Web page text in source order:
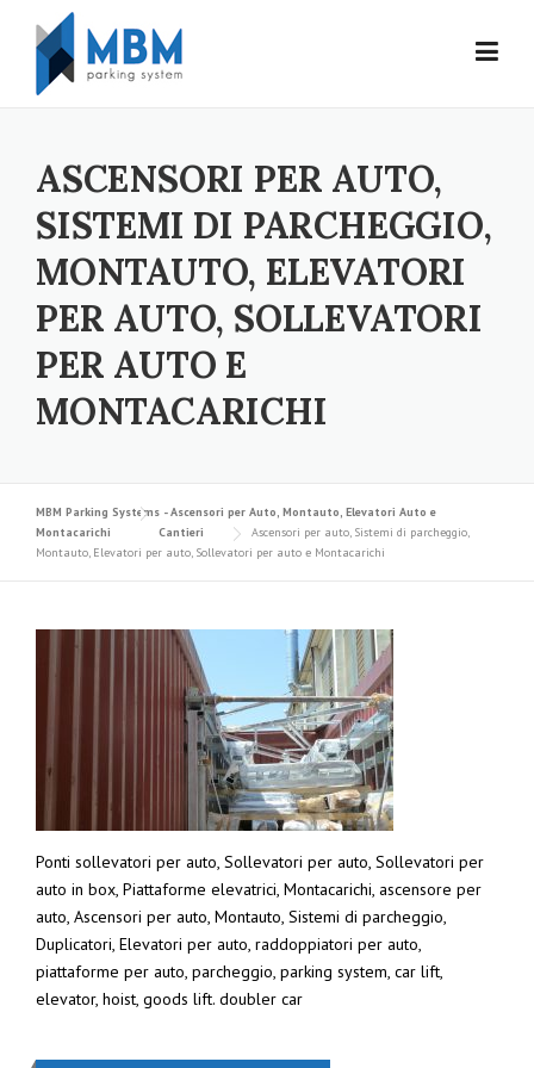
Skip to content
ASCENSORI PER AUTO,
SISTEMI DI PARCHEGGIO,
MONTAUTO, ELEVATORI
PER AUTO, SOLLEVATORI
PER AUTO E
MONTACARICHI
MBM Parking Systems - Ascensori per Auto, Montauto, Elevatori Auto e
Montacarichi
Cantieri
Ascensori per auto, Sistemi di parcheggio,
Montauto, Elevatori per auto, Sollevatori per auto e Montacarichi
Ponti sollevatori per auto, Sollevatori per auto, Sollevatori per
auto in box, Piattaforme elevatrici, Montacarichi, ascensore per
auto, Ascensori per auto, Montauto, Sistemi di parcheggio,
Duplicatori, Elevatori per auto, raddoppiatori per auto,
piattaforme per auto, parcheggio, parking system, car lift,
elevator, hoist, goods lift. doubler car